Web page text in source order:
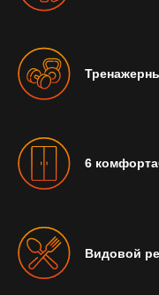
6
Видовой
НАСЛАЖДАЙТЕСЬ
Услуги